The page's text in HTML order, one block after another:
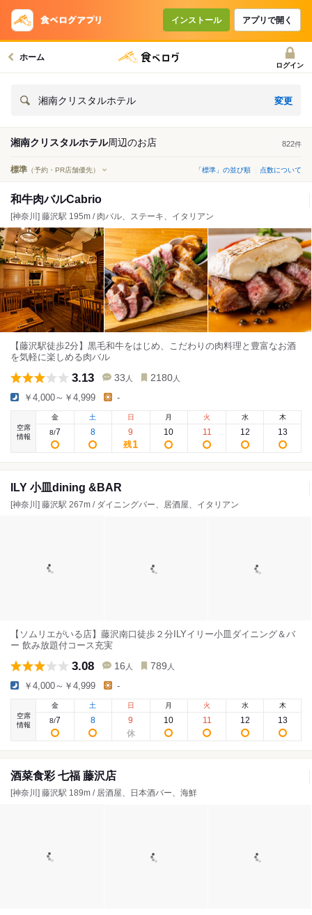
インストール アプリで開く
ホーム
ログイン
湘南クリスタルホテル 変更
湘南クリスタルホテル周辺のお店 822件
標準 （予約・PR店舗優先） 「標準」の並び順 点数について
和牛肉バルCabrio
[神奈川] 藤沢駅 195m / 肉バル、ステーキ、イタリアン
【藤沢駅徒歩2分】黒毛和牛をはじめ、こだわりの肉料理と豊富なお酒
を気軽に楽しめる肉バル
3.13 33 人 2180 人
￥4,000～￥4,999 -
空席
情報
金
8/7
土
8
日
9
残1
月
10
火
11
水
12
木
13
ILY 小皿dining &BAR
[神奈川] 藤沢駅 267m / ダイニングバー、居酒屋、イタリアン
【ソムリエがいる店】藤沢南口徒歩２分ILYイリー小皿ダイニング＆バ
ー 飲み放題付コース充実
3.08 16 人 789 人
￥4,000～￥4,999 -
空席
情報
金
8/7
土
8
日
9
月
10
火
11
水
12
木
13
酒菜食彩 七福 藤沢店
[神奈川] 藤沢駅 189m / 居酒屋、日本酒バー、海鮮